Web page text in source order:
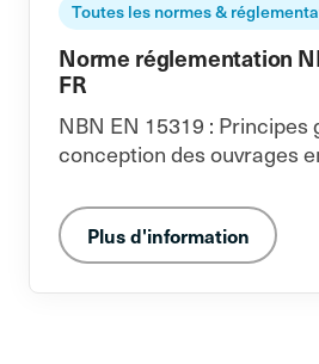
Toutes les normes &
Norme réglementation
FR
NBN EN 15319 : Principes
conception des ouvrages
Plus d'information